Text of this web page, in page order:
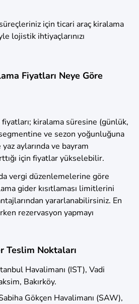
için ticari araç kiralama
lojistik ihtiyaçlarınızı
Fiyatları Neye Göre
kiralama süresine (günlük,
segmentine ve sezon yoğunluğuna
aylarında ve bayram
için fiyatlar yükselebilir.
vergi düzenlemelerine göre
gider kısıtlaması limitlerini
yararlanabilirsiniz. En
rezervasyon yapmayı
Teslim Noktaları
Havalimanı (IST), Vadi
Bakırköy.
Gökçen Havalimanı (SAW),